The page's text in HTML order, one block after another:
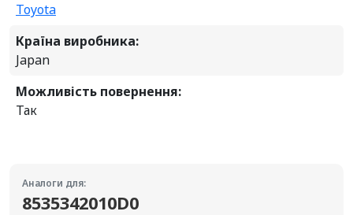
Toyota
Країна виробника:
Japan
Можливість повернення:
Так
Аналоги для:
8535342010D0